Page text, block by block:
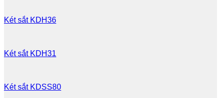
Két sắt KDH36
Két sắt KDH31
Két sắt KDSS80